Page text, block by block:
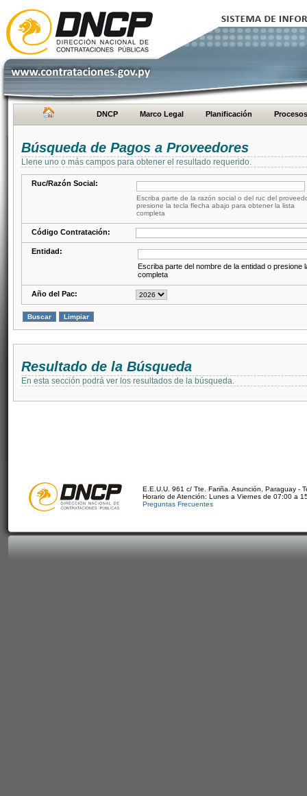
DNCP Marco Legal Planificación Procesos
Búsqueda de Pagos a Proveedores
Llene uno o más campos para obtener el resultado requerido.
Ruc/Razón Social:
Escriba parte de la razón social o del ruc del
presione la tecla flecha abajo para obtener la lista
completa
Código Contratación:
Entidad:
Escriba parte del nombre de la entidad o presione
completa
Año del Pac:
Resultado de la Búsqueda
En esta sección podrá ver los resultados de la búsqueda.
E.E.U.U. 961 c/ Tte. Fariña. Asunción, Paraguay -
Horario de Atención: Lunes a Viernes de 07:00 a
Preguntas Frecuentes